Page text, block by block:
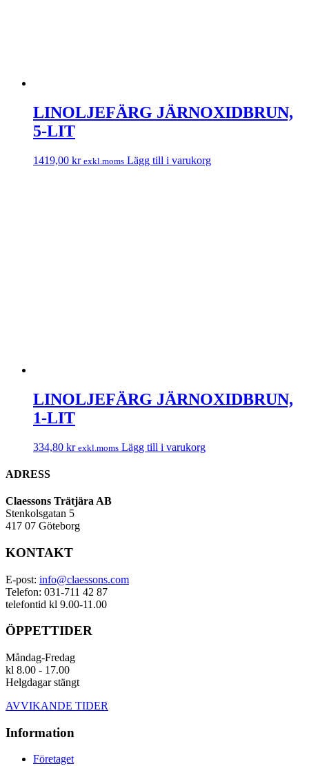
LINOLJEFÄRG JÄRNOXIDBRUN,
5-LIT
1419,00 kr exkl.moms Lägg till i varukorg
LINOLJEFÄRG JÄRNOXIDBRUN,
1-LIT
334,80 kr exkl.moms Lägg till i varukorg
ADRESS
Claessons Trätjära AB
Stenkolsgatan 5
417 07 Göteborg
KONTAKT
E-post: info@claessons.com
Telefon: 031-711 42 87
telefontid kl 9.00-11.00
ÖPPETTIDER
Måndag-Fredag
kl 8.00 - 17.00
Helgdagar stängt
AVVIKANDE TIDER
Information
Företaget